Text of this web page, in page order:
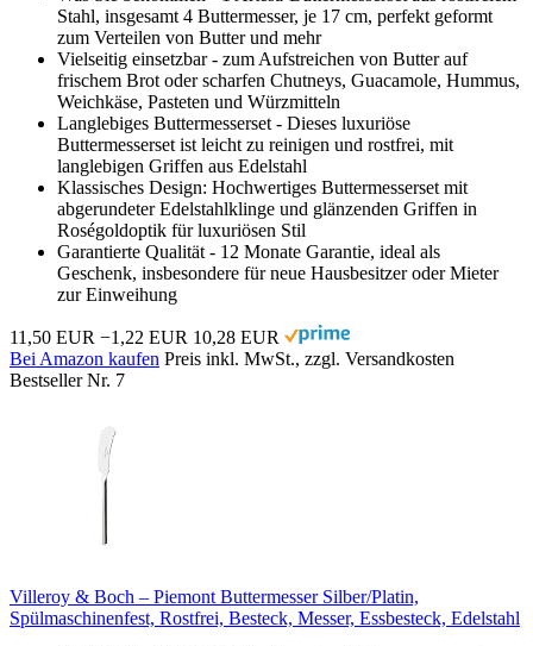
Stahl, insgesamt 4 Buttermesser, je 17 cm, perfekt geformt
zum Verteilen von Butter und mehr
Vielseitig einsetzbar - zum Aufstreichen von Butter auf
frischem Brot oder scharfen Chutneys, Guacamole, Hummus,
Weichkäse, Pasteten und Würzmitteln
Langlebiges Buttermesserset - Dieses luxuriöse
Buttermesserset ist leicht zu reinigen und rostfrei, mit
langlebigen Griffen aus Edelstahl
Klassisches Design: Hochwertiges Buttermesserset mit
abgerundeter Edelstahlklinge und glänzenden Griffen in
Roségoldoptik für luxuriösen Stil
Garantierte Qualität - 12 Monate Garantie, ideal als
Geschenk, insbesondere für neue Hausbesitzer oder Mieter
zur Einweihung
11,50 EUR −1,22 EUR 10,28 EUR
Bei Amazon kaufen Preis inkl. MwSt., zzgl. Versandkosten
Bestseller Nr. 7
Villeroy & Boch – Piemont Buttermesser Silber/Platin,
Spülmaschinenfest, Rostfrei, Besteck, Messer, Essbesteck, Edelstahl